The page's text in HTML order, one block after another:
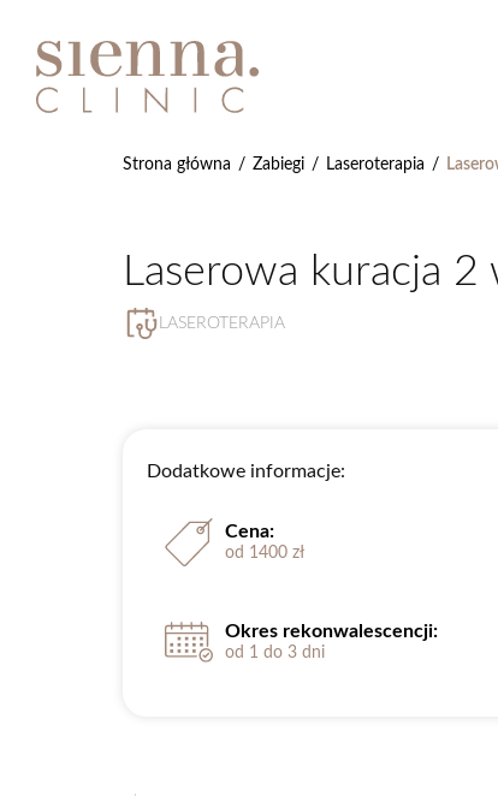
Strona główna / Zabiegi / Laseroterapia /
Laserowa kuracja
LASEROTERAPIA
Dodatkowe informacje:
Cena:
od 1400 zł
Okres rekonwalescencji:
od 1 do 3 dni